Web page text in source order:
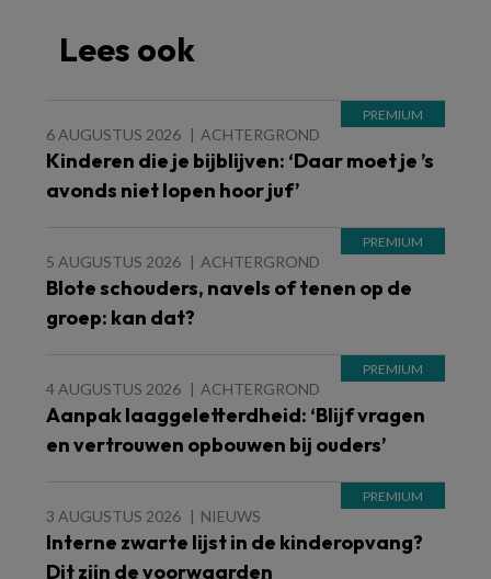
Lees ook
6 AUGUSTUS 2026 ACHTERGROND
Kinderen die je bijblijven: ‘Daar moet je ’s
avonds niet lopen hoor juf’
5 AUGUSTUS 2026 ACHTERGROND
Blote schouders, navels of tenen op de
groep: kan dat?
4 AUGUSTUS 2026 ACHTERGROND
Aanpak laaggeletterdheid: ‘Blijf vragen
en vertrouwen opbouwen bij ouders’
3 AUGUSTUS 2026 NIEUWS
Interne zwarte lijst in de kinderopvang?
Dit zijn de voorwaarden